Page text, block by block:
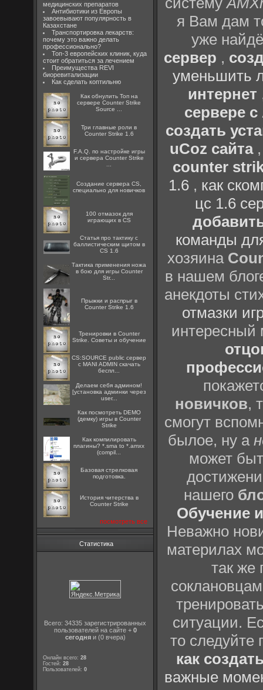
медицинских препаратов
Антибиотики из Европы
завоевывают популярность в
Казахстане
Транспортировка лекарств:
почему это важно делать
профессионально?
Топ-3 европейских клиник, куда
стоит обратиться за лечением
Преимущества REVI
биоревитализации
Как сделать коптильню
Как обнулить Топ на
сервере Counter Strike
Source ...
Три главные роли в
Counter Strike 1.6
F.A.Q. по настройке игры
и сервера Counter Strike
Создание сервера CS,
специально для новичков
100 отмазок для
играющих в CS
Статья про тактику с
баллистическим щитом в
CS 1.6
Тактика применения ножа
в бою для игры Counter
Str...
Прыжки и распрыг в
Counter Strike 1.6
Тренировки в Counter
Strike. Советы и обучение
CS:SOURCE public сервер
с MANI ADMIN скачать
беспл...
Делаем себя админом!
[установка админки через
user...
Как посмотреть DEMO
(демку) игры в Counter
Strike
Как компилировать
плагины? *.sma to *.amxx
(compil...
Базовая стрелковая
подготовка.
История читерства в
Counter Strike
посмотреть все
Статистика
Всего: 34335 зарегистрированных
пользователей на сайте + 0
сегодняи (0 вчера)
Онлайн всего:28
Гостей:28
Пользователей:0
я Вам дам
уже
сервер ,
уменьшить
интернет
сервере
создать
uCoz сайта
counter
1.6, как
цс 1.6
команды
хозяина
в нашем
анекдоты
отмазки
интересный
новичков,
смогут
былое, ну а
может
нашего
Обучение
Неважно
материлах
так же
ситуации.
то
как
важные